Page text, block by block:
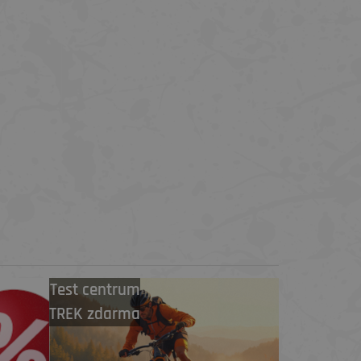
Test centrum
TREK zdarma